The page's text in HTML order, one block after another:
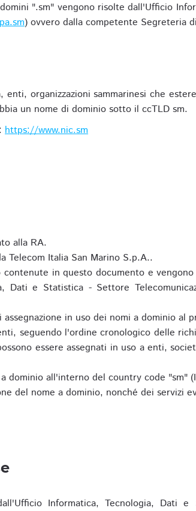
".sm" vengono risolte dall'Ufficio
) ovvero dalla competente Segreteria
enti, organizzazioni sammarinesi che
un nome di dominio sotto il ccTLD sm.
https://www.nic.sm
alla RA.
Telecom Italia San Marino S.p.A..
in questo documento e
Dati e Statistica - Settore
in uso dei nomi a dominio al
seguendo l'ordine cronologico delle
essere assegnati in uso a enti,
dominio all'interno del country code "sm"
del nome a dominio, nonché dei servizi
Informatica, Tecnologia, Dati